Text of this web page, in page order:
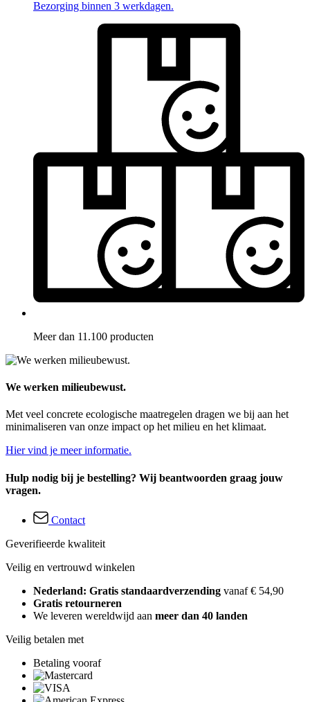
Bezorging binnen 3 werkdagen.
Meer dan 11.100 producten
We werken milieubewust.
Met veel concrete ecologische maatregelen dragen we bij aan het
minimaliseren van onze impact op het milieu en het klimaat.
Hier vind je meer informatie.
Hulp nodig bij je bestelling? Wij beantwoorden graag jouw
vragen.
Contact
Geverifieerde kwaliteit
Veilig en vertrouwd winkelen
Nederland: Gratis standaardverzending vanaf € 54,90
Gratis retourneren
We leveren wereldwijd aan meer dan 40 landen
Veilig betalen met
Betaling vooraf